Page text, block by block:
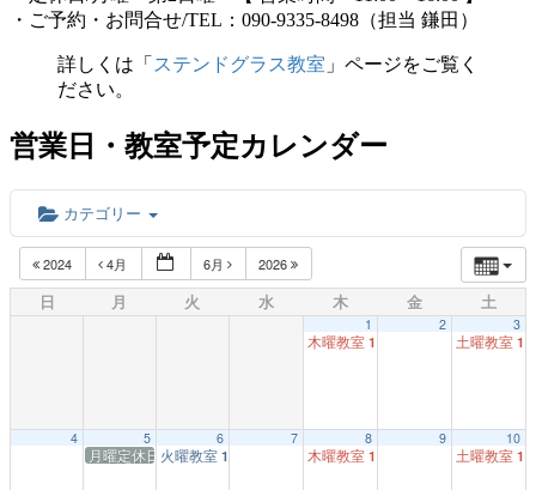
・ご予約・お問合せ/TEL：090-9335-8498（担当 鎌田）
詳しくは「 ステンドグラス教室 」ページをご覧く
ださい。
営業日・教室予定カレンダー
カテゴリー
2024 4月 6月 2026
日 月 火 水 木 金 土
1
木曜教室 1:00 PM
2 3
土曜教室
4 5
月曜定休日
6
火曜教室 1:00 PM
7 8
木曜教室 1:00 PM
9 10
土曜教室